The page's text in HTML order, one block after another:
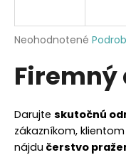
Priemerné
produktu
je
5
hviezdičiek.
Neohodnotené
Firemný
Darujte skutočnú
zákazníkom,
nájdu čerstvo
j
ť
?